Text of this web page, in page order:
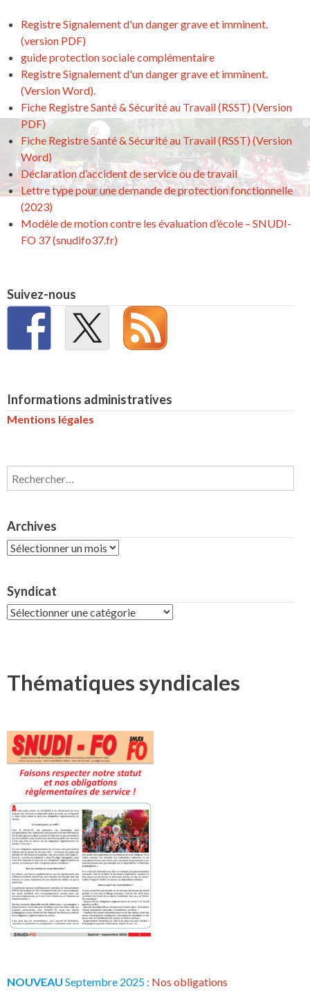
Registre Signalement d'un danger grave et imminent.
(version PDF)
guide protection sociale complémentaire
Registre Signalement d'un danger grave et imminent.
(Version Word).
Fiche Registre Santé & Sécurité au Travail (RSST) (Version
PDF)
Fiche Registre Santé & Sécurité au Travail (RSST) (Version
Word)
Déclaration d’accident de service ou de travail
Lettre type pour une demande de protection fonctionnelle
(2023)
Modèle de motion contre les évaluation d’école – SNUDI-
FO 37 (snudifo37.fr)
Suivez-nous
Informations administratives
Mentions légales
Rechercher :
Archives
Archives
Syndicat
Syndicat
Thématiques syndicales
NOUVEAU Septembre 2025 : Nos obligations